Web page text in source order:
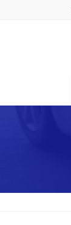
キ
に